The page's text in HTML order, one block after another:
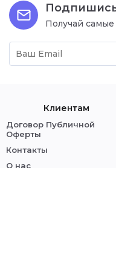
Получай
Клиентам
Договор Публичной
Оферты
Контакты
О нас